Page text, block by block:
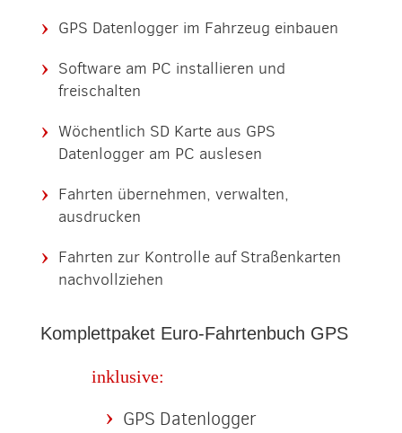
GPS Datenlogger im Fahrzeug einbauen
Software am PC installieren und
freischalten
Wöchentlich SD Karte aus GPS
Datenlogger am PC auslesen
Fahrten übernehmen, verwalten,
ausdrucken
Fahrten zur Kontrolle auf Straßenkarten
nachvollziehen
Komplettpaket Euro-Fahrtenbuch GPS
inklusive:
GPS Datenlogger